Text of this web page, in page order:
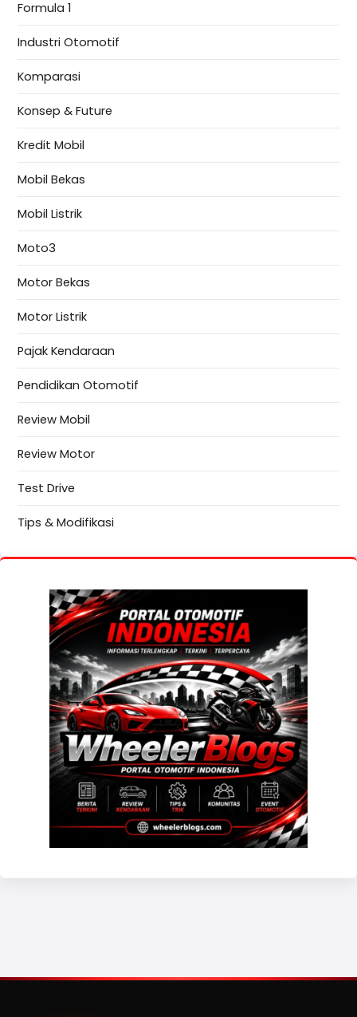
Formula 1
Industri Otomotif
Komparasi
Konsep & Future
Kredit Mobil
Mobil Bekas
Mobil Listrik
Moto3
Motor Bekas
Motor Listrik
Pajak Kendaraan
Pendidikan Otomotif
Review Mobil
Review Motor
Test Drive
Tips & Modifikasi